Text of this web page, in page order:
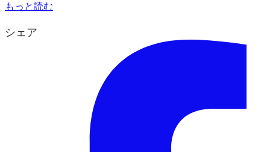
もっと読む
シェア